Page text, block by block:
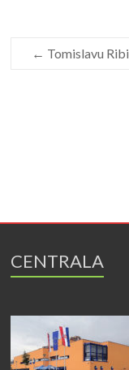
← Tomislavu
CENTRALA